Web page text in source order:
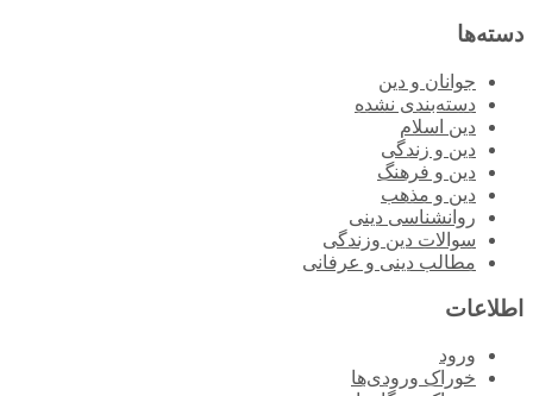
دسته‌ها
جوانان و دین
دسته‌بندی نشده
دین اسلام
دین و زندگی
دین و فرهنگ
دین و مذهب
روانشناسی دینی
سوالات دین وزندگی
مطالب دینی و عرفانی
اطلاعات
ورود
خوراک ورودی‌ها